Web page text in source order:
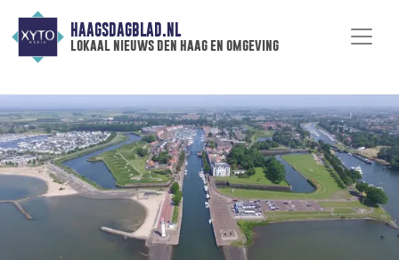
HAAGSDAGBLAD.NL
lokaal nieuws den haag en omgeving